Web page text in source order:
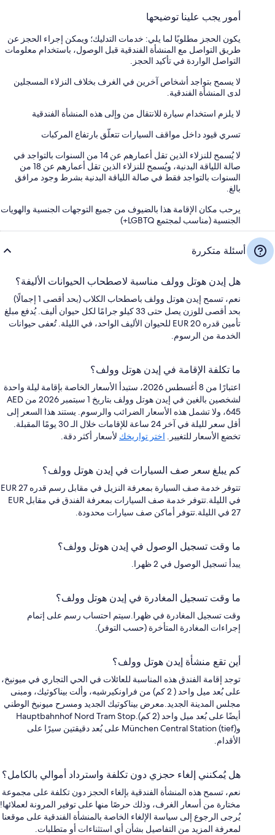
أمور يجب علينا توضيحها
يكون الحجز مطلوبًا لما يلي: خدمات التدليك؛ ويمكن إجراء الحجز عن
طريق التواصل مع المنشأة الفندقية قبل الوصول، باستخدام معلومات
التواصل الواردة في تأكيد الحجز.
لا يسمح بتواجد أشخاص آخرين في الغرف بخلاف النزلاء المسجلين
لدى المنشأة الفندقية.
لا يلزم استخدام سيارة للانتقال من وإلى هذه المنشأة الفندقية
تسري قيود داخل مواقف السيارات تتعلّق بارتفاع المركبات
لا يُسمح للنزلاء الذين تقل أعمارهم عن 14 من السنوات بالتواجد في
صالة اللياقة البدنية، ويُسمح للنزلاء الذين تقل أعمارهم عن 18 من
السنوات بالتواجد فقط في صالة اللياقة البدنية بشرط وجود مرافق
بالغ.
يرحب مكان الإقامة هذا بالضيوف من جميع التوجهات الجنسية والهويات
الجنسية (مناسب لمجتمع LGBTQ+)
أسئلة متكررة
هل إيدن هوتل وولف مناسبة لاصطحاب الحيوانات الأليفة؟
نعم، تسمح إيدن هوتل وولف باصطحاب الكلاب (بحد أقصى 1 إجمالًا)
بحد أقصى للوزن يصل حتى 33 كيلو جرامًا لكل حيوان أليف. يُدفع مبلغ
تأمين قدره EUR 20 للحيوان الأليف الواحد، في الليلة. تُعفى حيوانات
الخدمة من الرسوم.
ما تكلفة الإقامة في إيدن هوتل وولف؟
اعتبارًا من 8 أغسطس 2026، ستبدأ الأسعار الخاصة بإقامة ليلة واحدة
لشخصين بالغين في إيدن هوتل وولف بتاريخ 1 سبتمبر 2026 من AED
645، ولا تشمل هذه الأسعار الضرائب والرسوم. يستند هذا السعر إلى
أقل سعر لليلة في آخر 24 ساعة للإقامات خلال الـ 30 يومًا المقبلة.
تخضع الأسعار للتغيير. اختر تواريخك لأسعار أكثر دقة.
كم يبلغ سعر صف السيارات في إيدن هوتل وولف؟
تتوفر خدمة صف السيارة بمعرفة النزيل في مقابل رسم قدره EUR 27
في الليلة.تتوفر خدمة صف السيارات بمعرفة الفندق في مقابل EUR
27 في الليلة.تتوفر أماكن صف سيارات محدودة.
ما وقت تسجيل الوصول في إيدن هوتل وولف؟
يبدأ تسجيل الوصول في 2 ظهرا.
ما وقت تسجيل المغادرة في إيدن هوتل وولف؟
وقت تسجيل المغادرة في ظهرا.سيتم احتساب رسم على إتمام
إجراءات المغادرة المتأخرة (حسب التوفر).
أين تقع منشأة إيدن هوتل وولف؟
توجد إقامة الفندق هذه المناسبة للعائلات في الحي التجاري في ميونيخ،
على بُعد ميل واحد ( 2 كم) من فراونكيرشيه، وألت بيناكوثيك، ومبنى
مجلس المدينة الجديد.معرض بيناكوتيك الجديد ومسرح ميونيخ الوطني
أيضًا على بُعد ميل واحد (2 كم).Hauptbahnhof Nord Tram Stop
وMünchen Central Station (tief) على بُعد دقيقتين سيرًا على
الأقدام.
هل يُمكنني إلغاء حجزي دون تكلفة واسترداد أموالي بالكامل؟
نعم، تسمح هذه المنشأة الفندقية بإلغاء الحجز دون تكلفة على مجموعة
مختارة من أسعار الغرف، وذلك حرصًا منها على توفير المرونة لعملائها!
يُرجى الرجوع إلى سياسة الإلغاء الخاصة بالمنشأة الفندقية على موقعنا
لمعرفة المزيد من التفاصيل بشأن أي استثناءات أو متطلبات.